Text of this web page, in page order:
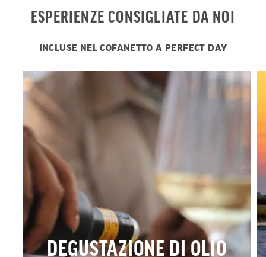
ESPERIENZE CONSIGLIATE DA NOI
INCLUSE NEL COFANETTO A PERFECT DAY
DEGUSTAZIONE DI OLIO